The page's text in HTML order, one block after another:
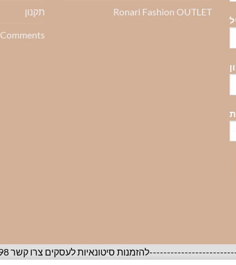
Ronari Fashion OUTLET תקנון
Comments
לעסקים צרו קשר 0544445598-----------------------------------------------------------------------